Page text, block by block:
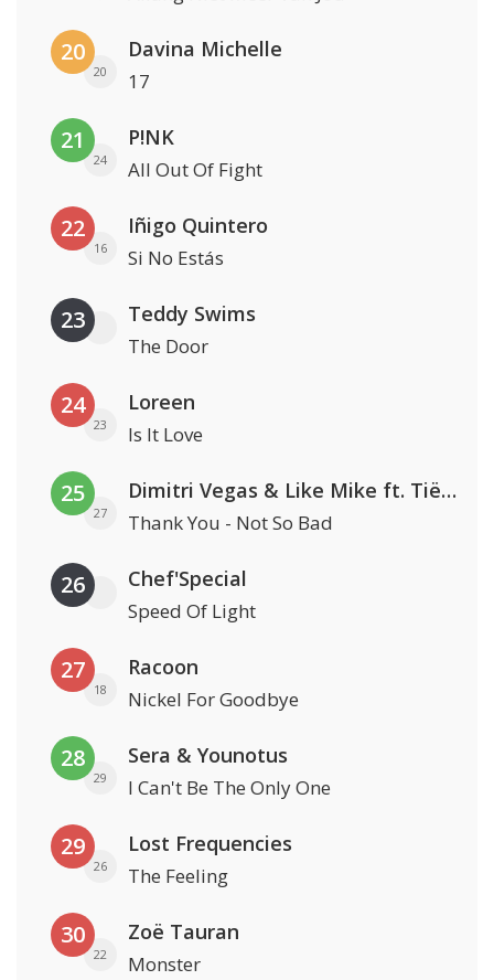
20
20
Davina Michelle
17
21
24
P!NK
All Out Of Fight
22
16
Iñigo Quintero
Si No Estás
23 Teddy Swims
The Door
24
23
Loreen
Is It Love
25
27
Dimitri Vegas & Like Mike ft. Tiësto, W&W & Dido
Thank You - Not So Bad
26 Chef'Special
Speed Of Light
27
18
Racoon
Nickel For Goodbye
28
29
Sera & Younotus
I Can't Be The Only One
29
26
Lost Frequencies
The Feeling
30
22
Zoë Tauran
Monster